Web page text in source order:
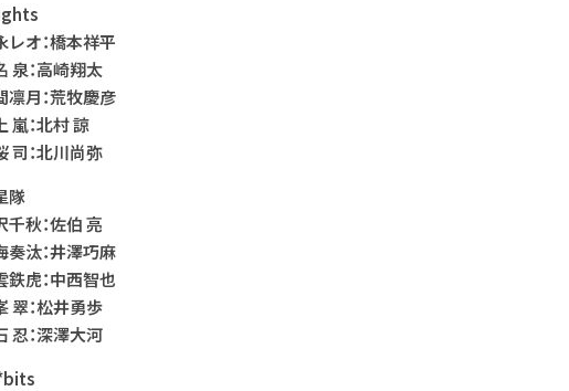
レオ：橋本祥平
泉：高崎翔太
凛月：荒牧慶彦
嵐：北村 諒
司：北川尚弥
隊
千秋：佐伯 亮
奏汰：井澤巧麻
鉄虎：中西智也
翠：松井勇歩
忍：深澤大河